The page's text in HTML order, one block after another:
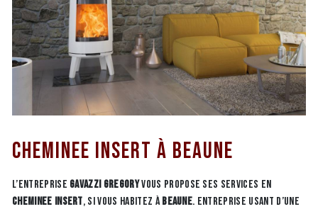
cheminee insert à Beaune
L’entreprise GAVAZZI GREGORYvous propose ses services en
cheminee insert, si vous habitez àBeaune. Entreprise usant d’une